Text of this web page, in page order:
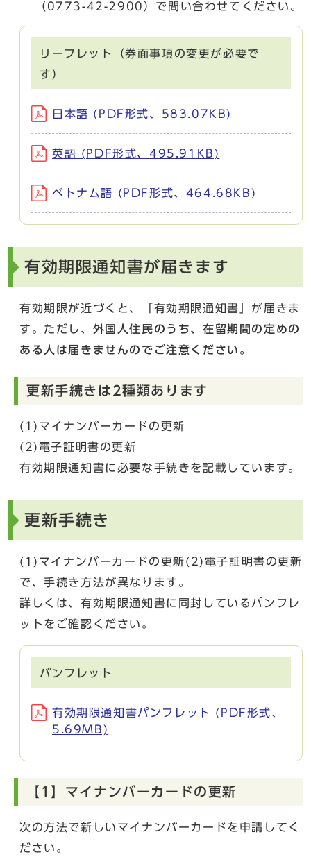
（0773-42-2900）で問い合わせてください。
リーフレット（券面事項の変更が必要で
す）
日本語 (PDF形式、583.07KB)
英語 (PDF形式、495.91KB)
ベトナム語 (PDF形式、464.68KB)
有効期限通知書が届きます
有効期限が近づくと、「有効期限通知書」が届きま
す。ただし、 外国人住民のうち、在留期間の定めの
ある人は届きませんのでご注意ください。
更新手続きは2種類あります
(1)マイナンバーカードの更新
(2)電子証明書の更新
有効期限通知書に必要な手続きを記載しています。
更新手続き
(1)マイナンバーカードの更新(2)電子証明書の更新
で、手続き方法が異なります。
詳しくは、有効期限通知書に同封しているパンフレ
ットをご確認ください。
パンフレット
有効期限通知書パンフレット (PDF形式、
5.69MB)
【1】マイナンバーカードの更新
次の方法で新しいマイナンバーカードを申請してく
ださい。